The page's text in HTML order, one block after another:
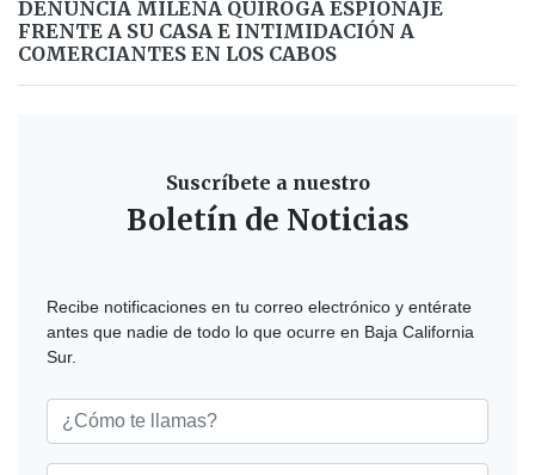
DENUNCIA MILENA QUIROGA ESPIONAJE
FRENTE A SU CASA E INTIMIDACIÓN A
COMERCIANTES EN LOS CABOS
Suscríbete a nuestro
Boletín de Noticias
Recibe notificaciones en tu correo electrónico y entérate
antes que nadie de todo lo que ocurre en Baja California
Sur.